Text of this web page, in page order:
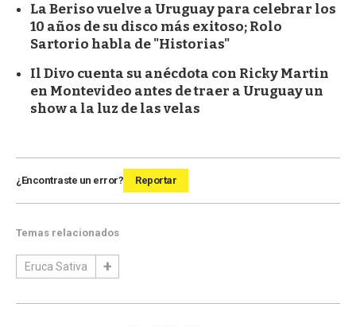
La Beriso vuelve a Uruguay para celebrar los
10 años de su disco más exitoso; Rolo
Sartorio habla de "Historias"
Il Divo cuenta su anécdota con Ricky Martin
en Montevideo antes de traer a Uruguay un
show a la luz de las velas
¿Encontraste un error? Reportar
Temas relacionados
Eruca Sativa